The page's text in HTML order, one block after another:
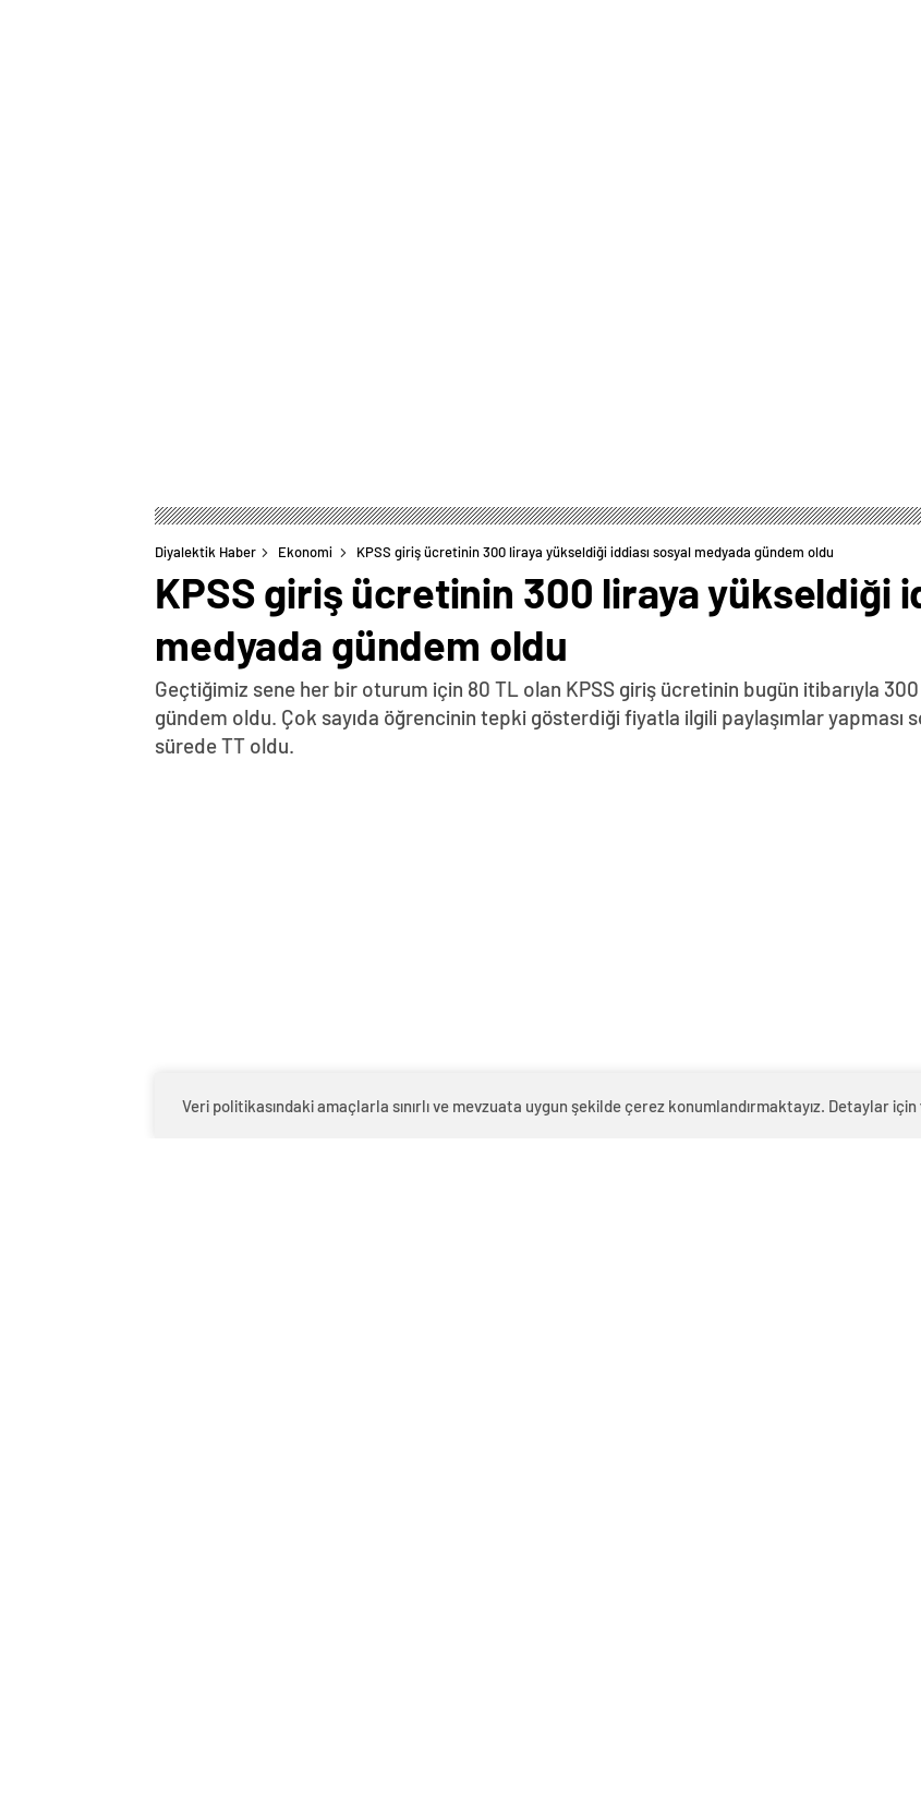
Diyalektik Haber Ekonomi KPSS giriş ücretinin 300 liraya yükseldiği iddiası sosyal medyada gündem oldu
KPSS giriş ücretinin 300 liraya yükseldiği
medyada gündem oldu
Geçtiğimiz sene her bir oturum için 80 TL olan KPSS giriş ücretinin bugün itibarıyla
gündem oldu. Çok sayıda öğrencinin tepki gösterdiği fiyatla ilgili paylaşımlar yapması
sürede TT oldu.
Veri politikasındaki amaçlarla sınırlı ve mevzuata uygun şekilde çerez konumlandırmaktayız. Detaylar için